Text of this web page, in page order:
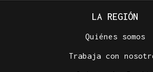
LA REGIÓN
Quiénes somos
Trabaja con